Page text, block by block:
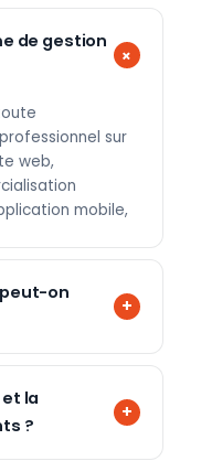
de gestion
sur
web,
mobile,
on
la
?